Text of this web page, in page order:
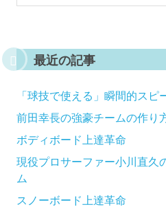
最近の記事
「球技で使える」瞬間的スピ
前田幸長の強豪チームの作り
ボディボード上達革命
現役プロサーファー小川直久
ム
スノーボード上達革命